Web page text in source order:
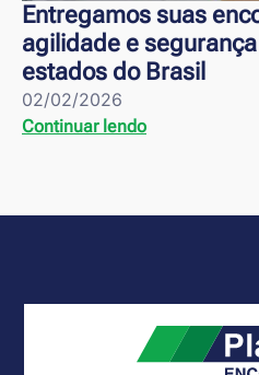
Entregamos suas
agilidade e
estados do Brasil
02/02/2026
Continuar lendo